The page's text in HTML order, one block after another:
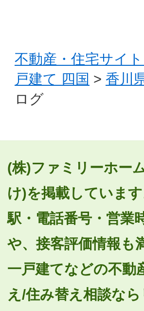
不動産・住宅サイ
戸建て 四国 > 香川
ログ
(株)ファミリーホー
け)を掲載していま
駅・電話番号・営業
や、接客評価情報も
一戸建てなどの不動
え/住み替え相談な